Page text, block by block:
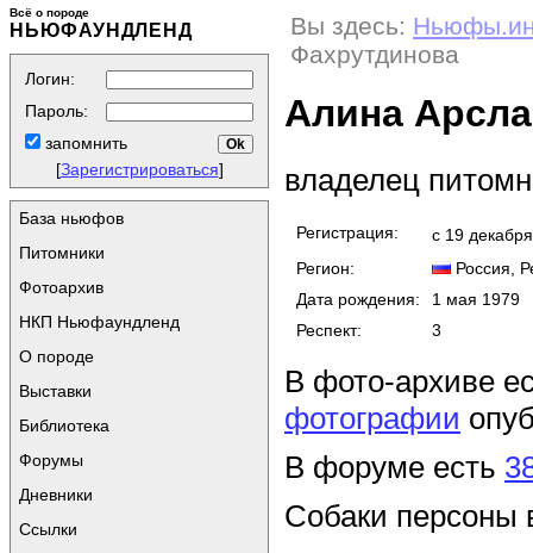
Всё о породе
НЬЮФАУНДЛЕНД
Логин:
Пароль:
запомнить
[Зарегистрироваться]
База ньюфов
Питомники
Фотоархив
НКП Ньюфаундленд
О породе
Выставки
Библиотека
Форумы
Дневники
Ссылки
Вы здесь:
Фахрутдинова
Алина
владелец
Регистрация:
с 19
Регион:
Россия ,
Дата рождения:
1 мая 1979
Респект:
3
В фото-архиве
фотографии
В форуме есть
Собаки персоны